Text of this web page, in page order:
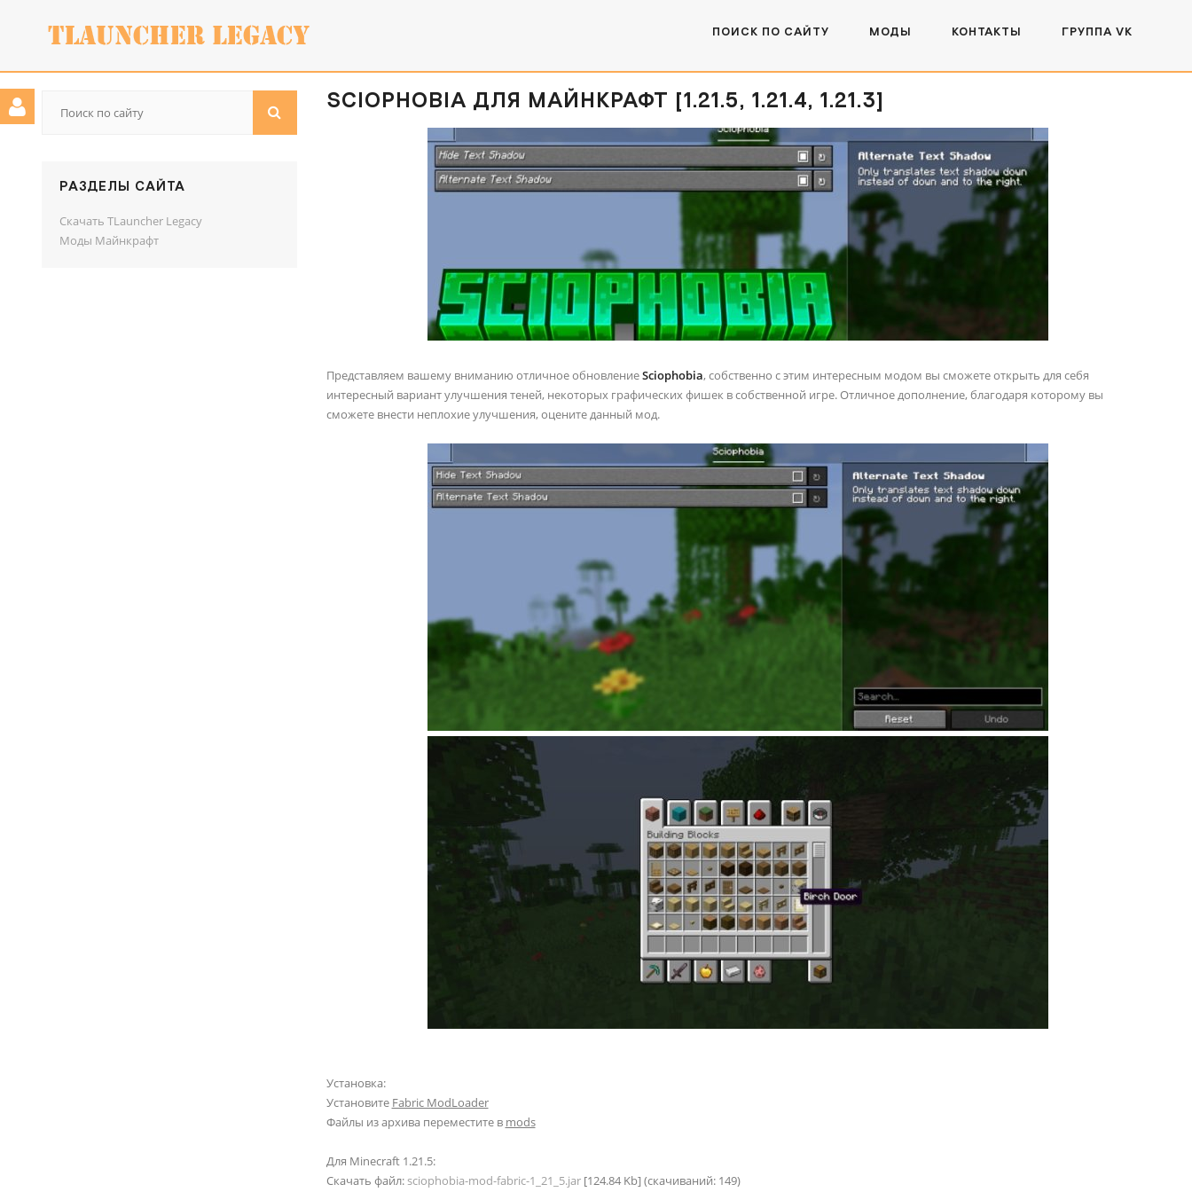
ПОИСК ПО САЙТУ МОДЫ КОНТАКТЫ ГРУППА VK
SCIOPHOBIA ДЛЯ МАЙНКРАФТ [1.21.5, 1.21.4, 1.21.3]
Представляем вашему вниманию отличное обновлениеSciophobia, собственно с этим интересным модом вы сможете открыть для себя
интересный вариант улучшения теней, некоторых графических фишек в собственной игре. Отличное дополнение, благодаря которому вы
сможете внести неплохие улучшения, оцените данный мод.
Установка:
Установите Fabric ModLoader
Файлы из архива переместите в mods
Для Minecraft 1.21.5:
Скачать файл:sciophobia-mod-fabric-1_21_5.jar [124.84 Kb] (cкачиваний: 149)
РАЗДЕЛЫ САЙТА
Скачать TLauncher Legacy
Моды Майнкрафт